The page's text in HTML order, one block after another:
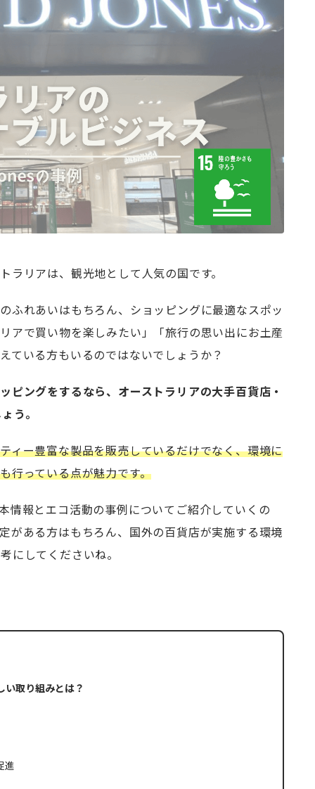
ラリアは、観光地として人気の国です。
ふれあいはもちろん、ショッピングに最適なスポッ
アで買い物を楽しみたい」「旅行の思い出にお土産
ている方もいるのではないでしょうか？
ピングをするなら、オーストラリアの大手百貨店・
う。
ィー豊富な製品を販売しているだけでなく、環境に
行っている点が魅力です。
情報とエコ活動の事例についてご紹介していくの
がある方はもちろん、国外の百貨店が実施する環境
にしてくださいね。
取り組みとは？
進